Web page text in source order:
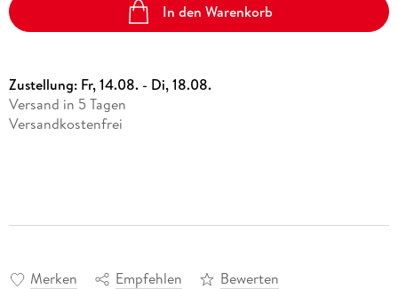
In den Warenkorb
Zustellung: Fr, 14.08. - Di, 18.08.
Versand in 5 Tagen
Versandkostenfrei
Merken Empfehlen Bewerten